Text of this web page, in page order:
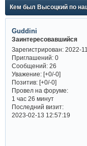
Кем был Высоцкий по
Guddini
Заинтересовавшийся
Зарегистрирован: 2022-
Приглашений:0
Сообщений:26
Уважение: [+0/-0]
Позитив: [+0/-0]
Провел на форуме:
1 час 26 минут
Последний визит:
2023-02-13 12:57:19